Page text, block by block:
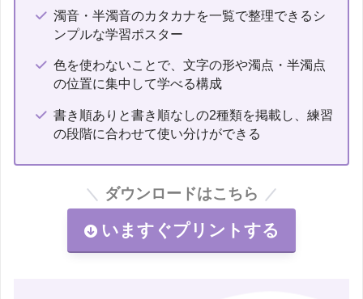
濁音・半濁音のカタカナを一覧で整理できるシ
ンプルな学習ポスター
色を使わないことで、文字の形や濁点・半濁点
の位置に集中して学べる構成
書き順ありと書き順なしの2種類を掲載し、練習
の段階に合わせて使い分けができる
ダウンロードはこちら
いますぐプリントする